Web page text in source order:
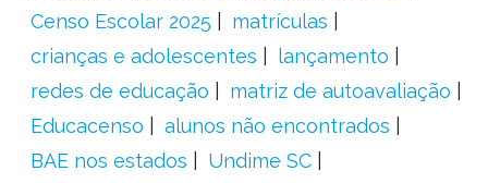
Censo Escolar 2025
matrículas
crianças e adolescentes
lançamento
redes de educação
matriz de autoavaliação
Educacenso
alunos não encontrados
BAE nos estados
Undime SC